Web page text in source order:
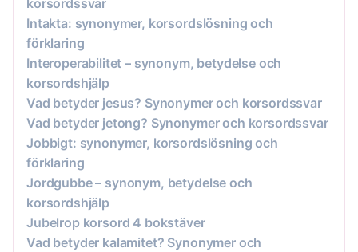
korsordssvar
Intakta: synonymer, korsordslösning och
förklaring
Interoperabilitet – synonym, betydelse och
korsordshjälp
Vad betyder jesus? Synonymer och korsordssvar
Vad betyder jetong? Synonymer och korsordssvar
Jobbigt: synonymer, korsordslösning och
förklaring
Jordgubbe – synonym, betydelse och
korsordshjälp
Jubelrop korsord 4 bokstäver
Vad betyder kalamitet? Synonymer och